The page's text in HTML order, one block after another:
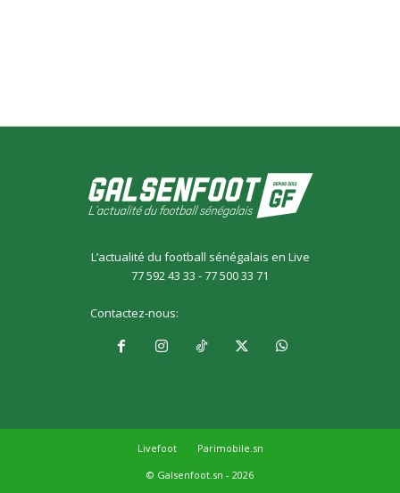
L’actualité du football sénégalais en Live
77 592 43 33 - 77 500 33 71
Contactez-nous:
Livefoot
Parimobile.sn
© Galsenfoot.sn - 2026